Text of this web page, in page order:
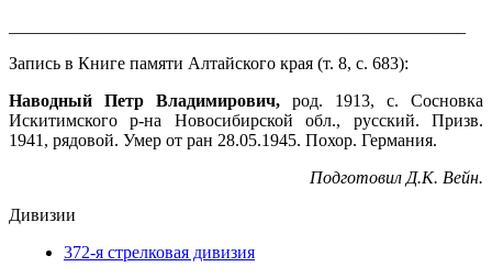
Запись в Книге памяти Алтайского края (т. 8, с. 683):
Наводный Петр Владимирович, род. 1913, с. Сосновка
Искитимского р-на Новосибирской обл., русский. Призв.
1941, рядовой. Умер от ран 28.05.1945. Похор. Германия.
Подготовил Д.К. Вейн.
Дивизии
372-я стрелковая дивизия